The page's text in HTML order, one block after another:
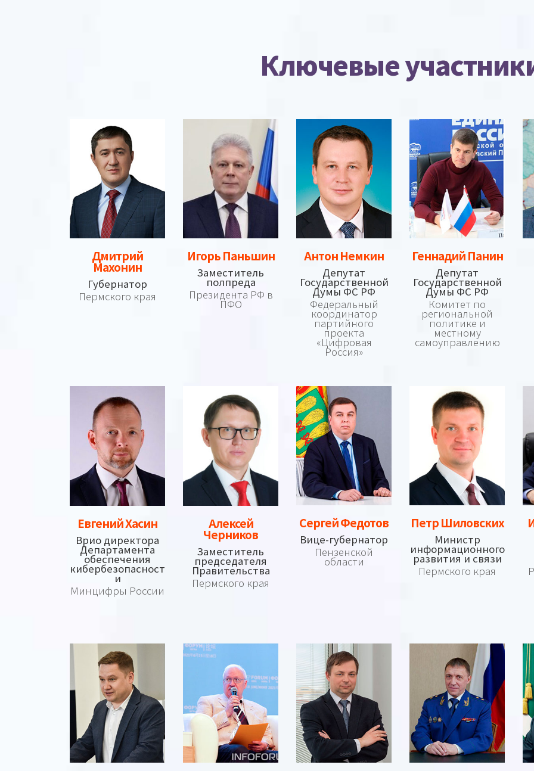
Ключевые
Дмитрий
Махонин
Губернатор
Пермского края
Игорь Паньшин
Заместитель
полпреда
Президента РФ в
ПФО
Антон Немкин
Депутат
Государственной
Думы ФС РФ
Федеральный
координатор
партийного
проекта
«Цифровая
Россия»
Геннадий Панин
Депутат
Государственной
Думы ФС РФ
Комитет по
региональной
политике и
местному
самоуправлению
Евгений Хасин
Врио директора
Департамента
обеспечения
кибербезопасност
и
Минцифры России
Алексей
Черников
Заместитель
председателя
Правительства
Пермского края
Сергей Федотов
Вице-губернатор
Пензенской
области
Петр Шиловских
Министр
информационного
развития и связи
Пермского края